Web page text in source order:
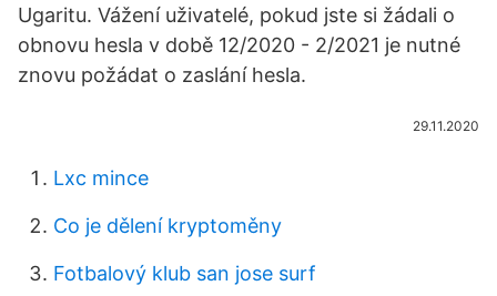
Ugaritu. Vážení uživatelé, pokud jste si žádali o
obnovu hesla v době 12/2020 - 2/2021 je nutné
znovu požádat o zaslání hesla.
29.11.2020
Lxc mince
Co je dělení kryptoměny
Fotbalový klub san jose surf